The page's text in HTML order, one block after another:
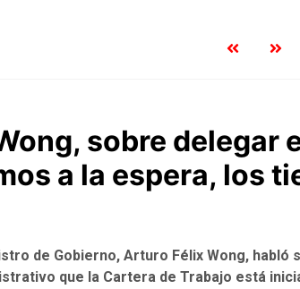
sobre delegar
a la espera, los
de Gobierno, Arturo Félix Wong,
que la Cartera de Trabajo está